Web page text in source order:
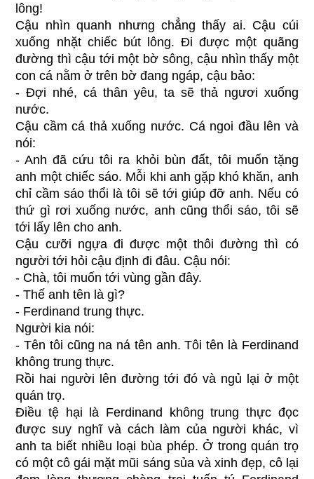
lông!
Cậu nhìn quanh nhưng chẳng thấy ai. Cậu cúi
xuống nhặt chiếc bút lông. Đi được một quãng
đường thì cậu tới một bờ sông, cậu nhìn thấy một
con cá nằm ở trên bờ đang ngáp, cậu bảo:
- Đợi nhé, cá thân yêu, ta sẽ thả ngươi xuống
nước.
Cậu cầm cá thả xuống nước. Cá ngoi đầu lên và
nói:
- Anh đã cứu tôi ra khỏi bùn đất, tôi muốn tặng
anh một chiếc sáo. Mỗi khi anh gặp khó khăn, anh
chỉ cầm sáo thổi là tôi sẽ tới giúp đỡ anh. Nếu có
thứ gì rơi xuống nước, anh cũng thổi sáo, tôi sẽ
tới lấy lên cho anh.
Cậu cưỡi ngựa đi được một thôi đường thì có
người tới hỏi cậu định đi đâu. Cậu nói:
- Chà, tôi muốn tới vùng gần đây.
- Thế anh tên là gì?
- Ferdinand trung thực.
Người kia nói:
- Tên tôi cũng na ná tên anh. Tôi tên là Ferdinand
không trung thực.
Rồi hai người lên đường tới đó và ngủ lại ở một
quán trọ.
Điều tệ hại là Ferdinand không trung thực đọc
được suy nghĩ và cách làm của người khác, vì
anh ta biết nhiều loại bùa phép. Ở trong quán trọ
có một cô gái mặt mũi sáng sủa và xinh đẹp, cô lại